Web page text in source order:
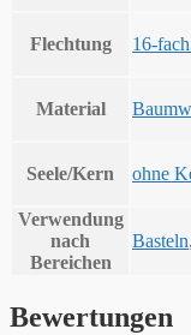
Flechtung 16-
Material
Seele/Kern ohne
Verwendung
nach
Bereichen
Basteln,
Bewertungen